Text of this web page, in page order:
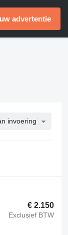
advertentie
invoering
€ 2.150
Exclusief BTW